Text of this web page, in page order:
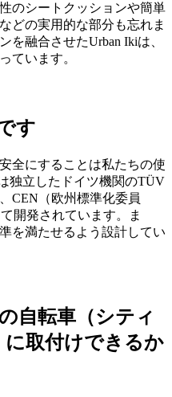
のシートクッションや簡単
どの実用的な部分も忘れま
を融合させたUrban Ikiは、
ています。
す
全にすることは私たちの使
独立したドイツ機関のTÜV
CEN（欧州標準化委員
開発されています。ま
を満たせるよう設計してい
自転車（シティ
に取付けできるか